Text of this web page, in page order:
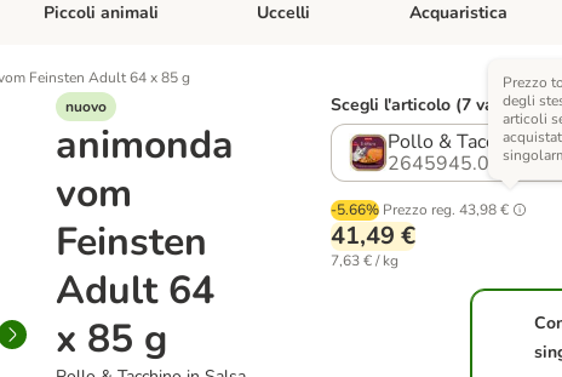
Apri Menu Categoria: Diete e antiparassitari
Piccoli animali Apri Menu Categoria: Piccoli animali
Uccelli Apri Menu Categoria:
Acquaristica
Feinsten Adult 64 x 85 g
nuovo
animonda
vom
Feinsten
Adult 64
x 85 g
Scegli l'articolo (7 varianti)
Pollo & Tacchino in
2645945.0
-5.66% Prezzo reg. 43,98 €
Prezzo
degli
articoli
41,49 €
7,63 € / kg